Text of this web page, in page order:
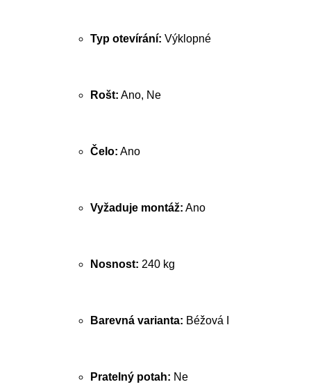
Typ otevírání: Výklopné
Rošt: Ano, Ne
Čelo: Ano
Vyžaduje montáž: Ano
Nosnost: 240 kg
Barevná varianta: Béžová I
Pratelný potah: Ne